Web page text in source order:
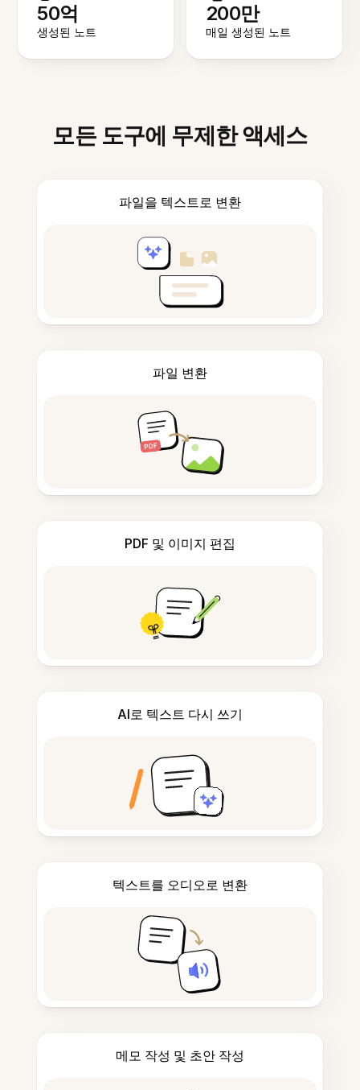
50억
생성된 노트
200만
매일 생성된 노트
모든 도구에 무제한 액세스
파일을 텍스트로 변환
파일 변환
PDF 및 이미지 편집
AI로 텍스트 다시 쓰기
텍스트를 오디오로 변환
메모 작성 및 초안 작성